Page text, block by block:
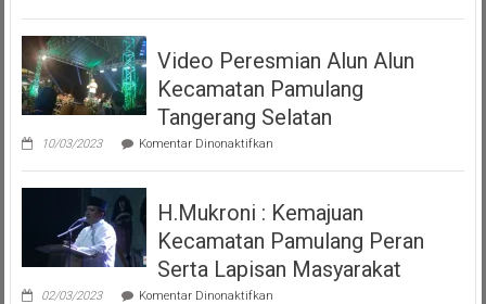
Moyo
Maena
Acara
Misa
Inkulturasi
IKKSU
Pamulang
Video Peresmian Alun Alun
Kecamatan Pamulang
Tangerang Selatan
10/03/2023 Komentar Dinonaktifkanpada
Peresmian
Alun
Kecamatan
Pamulang
Tangerang
Selatan
H.Mukroni : Kemajuan
Kecamatan Pamulang Peran
Serta Lapisan Masyarakat
02/03/2023 Komentar Dinonaktifkanpada